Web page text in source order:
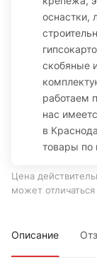
оснастки,
скобяные
работаем
нас
в
товары по
Цена
может
Описание